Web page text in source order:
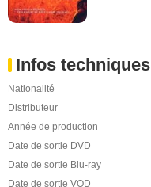
Infos techniques
Nationalité
Distributeur
Année de production
Date de sortie DVD
Date de sortie Blu-ray
Date de sortie VOD